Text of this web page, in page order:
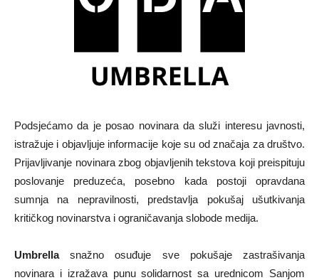
Podsjećamo da je posao novinara da služi interesu javnosti,
istražuje i objavljuje informacije koje su od značaja za društvo.
Prijavljivanje novinara zbog objavljenih tekstova koji preispituju
poslovanje preduzeća, posebno kada postoji opravdana
sumnja na nepravilnosti, predstavlja pokušaj ušutkivanja
kritičkog novinarstva i ograničavanja slobode medija.
Umbrellasnažno osuđuje sve pokušaje zastrašivanja
novinara i izražava punu solidarnost sa urednicom Sanjom